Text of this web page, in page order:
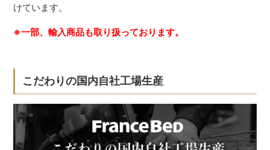
けています。
※一部、輸入商品も取り扱っております。
こだわりの国内自社工場生産